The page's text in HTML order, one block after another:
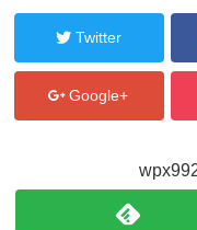
Twitter
Google+